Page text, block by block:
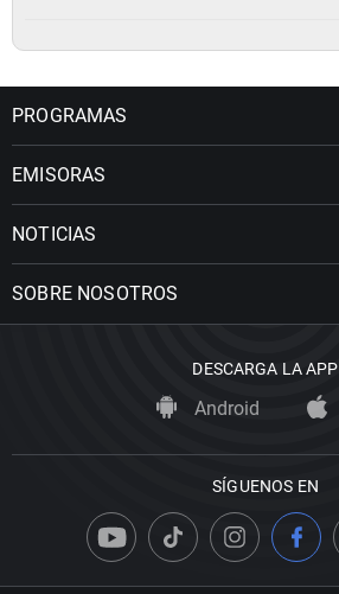
PROGRAMAS
EMISORAS
NOTICIAS
SOBRE NOSOTROS
DESCARGA LA APP
Android
SÍGUENOS EN